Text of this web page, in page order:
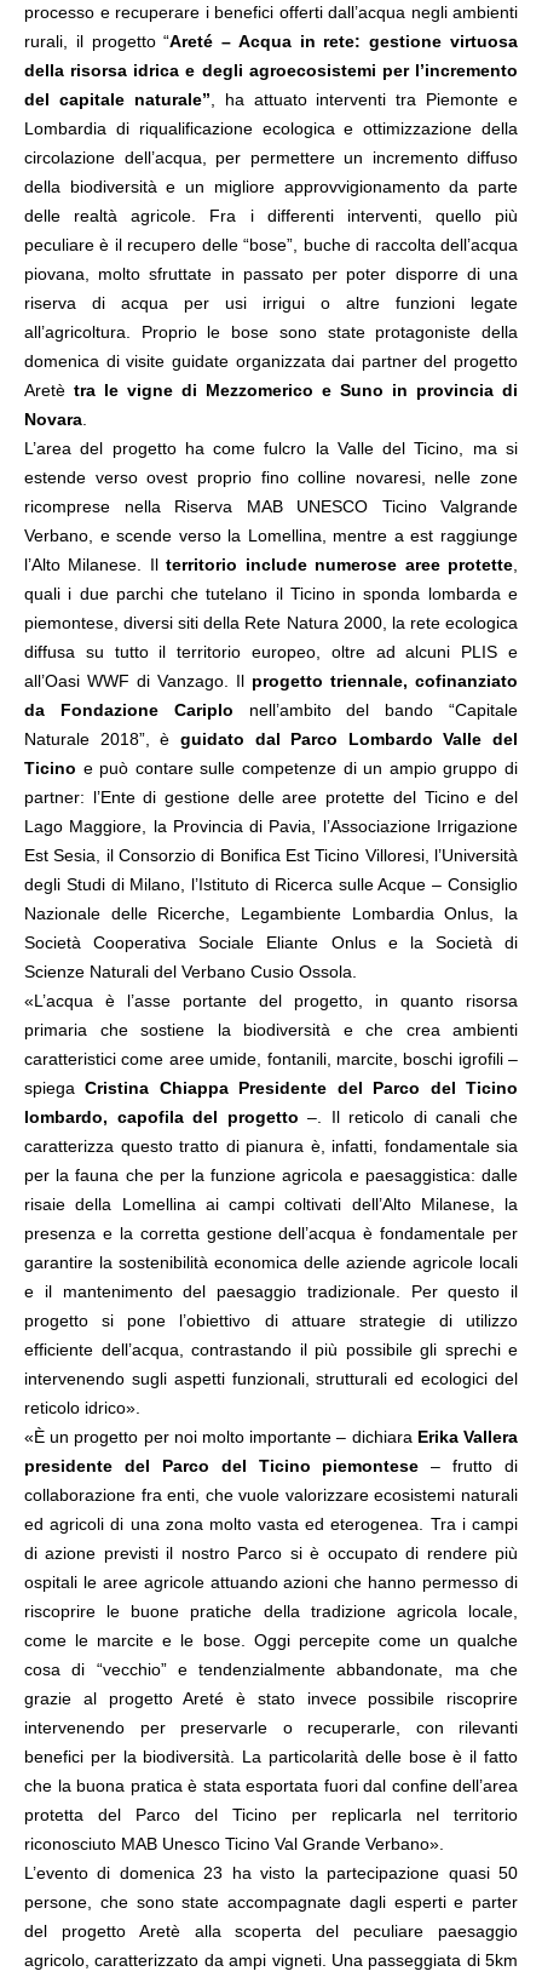
processo e recuperare i benefici offerti dall’acqua negli ambienti
rurali, il progetto “Areté – Acqua in rete: gestione virtuosa
della risorsa idrica e degli agroecosistemi per l’incremento
del capitale naturale” , ha attuato interventitra Piemonte e
Lombardia di riqualificazione ecologica e ottimizzazione della
circolazione dell’acqua, per permettere un incremento diffuso
della biodiversità e un migliore approvvigionamento da parte
delle realtà agricole. Fra i differenti interventi, quello più
peculiare è il recupero delle “bose”, buche di raccolta dell’acqua
piovana, molto sfruttate in passato per poter disporre di una
riserva di acqua per usi irrigui o altre funzioni legate
all’agricoltura. Proprio le bose sono state protagoniste della
domenica di visite guidate organizzata dai partner del progetto
Aretè tra le vigne di Mezzomerico e Suno in provincia di
Novara
L’area del progetto ha come fulcro la Valle del Ticino, ma si
estende verso ovest proprio fino colline novaresi, nelle zone
ricomprese nella Riserva MAB UNESCO Ticino Valgrande
Verbano, e scende verso la Lomellina, mentre a est raggiunge
l’Alto Milanese. Ilterritorio include numerose aree protette
quali i due parchi che tutelano il Ticino in sponda lombarda e
piemontese, diversi siti della Rete Natura 2000, la rete ecologica
diffusa su tutto il territorio europeo, oltre ad alcuni PLIS e
all’Oasi WWF di Vanzago. Il progetto triennale, cofinanziato
da Fondazione Cariplo nell’ambito del bando “Capitale
Naturale 2018”, è guidato dal Parco Lombardo Valle del
Ticino e può contare sulle competenze di un ampio gruppo di
partner: l’Ente di gestione delle aree protette del Ticino e del
Lago Maggiore, la Provincia di Pavia, l’Associazione Irrigazione
Est Sesia, il Consorzio di Bonifica Est Ticino Villoresi, l’Università
degli Studi di Milano, l’Istituto di Ricerca sulle Acque – Consiglio
Nazionale delle Ricerche, Legambiente Lombardia Onlus, la
Società Cooperativa Sociale Eliante Onlus e la Società di
Scienze Naturali del Verbano Cusio Ossola.
«L’acqua è l’asse portante del progetto, in quanto risorsa
primaria che sostiene la biodiversità e che crea ambienti
caratteristici come aree umide, fontanili, marcite, boschi igrofili –
spiegaCristina Chiappa Presidente del Parco del Ticino
lombardo, capofila del progetto –. Il reticolo di canali che
caratterizza questo tratto di pianura è, infatti, fondamentale sia
per la fauna che per la funzione agricola e paesaggistica: dalle
risaie della Lomellina ai campi coltivati dell’Alto Milanese, la
presenza e la corretta gestione dell’acqua è fondamentale per
garantire la sostenibilità economica delle aziende agricole locali
e il mantenimento del paesaggio tradizionale. Per questo il
progetto si pone l’obiettivo di attuare strategie di utilizzo
efficiente dell’acqua, contrastando il più possibile gli sprechi e
intervenendo sugli aspetti funzionali, strutturali ed ecologici del
reticolo idrico».
«È un progetto per noi molto importante – dichiara Erika Vallera
presidente del Parco del Ticino piemontese – frutto di
collaborazione fra enti, che vuole valorizzare ecosistemi naturali
ed agricoli di una zona molto vasta ed eterogenea. Tra i campi
di azione previsti il nostro Parco si è occupato di rendere più
ospitali le aree agricole attuando azioni che hanno permesso di
riscoprire le buone pratiche della tradizione agricola locale,
come le marcite e le bose. Oggi percepite come un qualche
cosa di “vecchio” e tendenzialmente abbandonate, ma che
grazie al progetto Areté è stato invece possibile riscoprire
intervenendo per preservarle o recuperarle, con rilevanti
benefici per la biodiversità. La particolarità delle bose è il fatto
che la buona pratica è stata esportata fuori dal confine dell’area
protetta del Parco del Ticino per replicarla nel territorio
riconosciuto MAB Unesco Ticino Val Grande Verbano».
L’evento di domenica 23 ha visto la partecipazione quasi 50
persone, che sono state accompagnate dagli esperti e parter
del progetto Aretè alla scoperta del peculiare paesaggio
agricolo, caratterizzato da ampi vigneti. Una passeggiata di 5km